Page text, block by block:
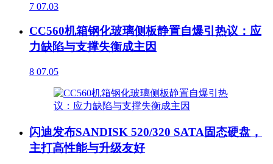
7 07.03
CC560机箱钢化玻璃侧板静置自爆引热议：应
力缺陷与支撑失衡成主因
8 07.05
闪迪发布SANDISK 520/320 SATA固态硬盘，
主打高性能与升级友好